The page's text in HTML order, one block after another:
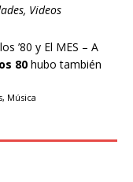
, Videos
’80 y El MES – A
80 hubo también
, Música